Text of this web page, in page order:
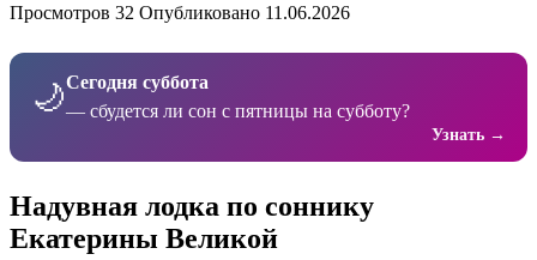
Просмотров 32 Опубликовано 11.06.2026
🌙Сегодня суббота
— сбудется ли сон с пятницы на субботу?
Узнать →
Надувная лодка по соннику
Екатерины Великой